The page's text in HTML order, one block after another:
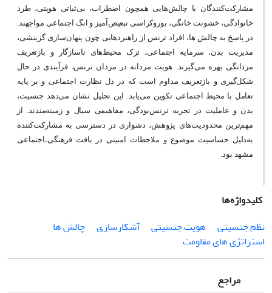
مشارکت‌کنندگان با چالش‌هایی همچون اضطراب، بی‌ثباتی هویتی، طرد
خانوادگی، خشونت خانگی، بوروکراسی تبعیض‌آمیز و انگ اجتماعی مواجهند.
در پاسخ به چالش ها، افراد ترنس از راهبردهایی چون پنهان‌سازی گزینشی،
مدیریت بدن، سرمایه اجتماعی، ترک محیط‌های ناسازگار و بازتعریف
مردانگی بهره می‌گیرند. هویت مردانه در مردان ترنس، فرآیندی در حال
شکل‌گیری و بازتعریف مداوم است که در دل نظارت اجتماعی و بر پایه
تعامل با محیط اجتماعی تکوین می‌یابد. این تحلیل نشان می‌دهد جنسیت،
بدن و عاملیت در تجربه ترنس‌بودگی، مفاهیمی سیال و زمینه‌مندند. از
مهم‌ترین محدودیت‌های پژوهش، دشواری در دسترسی به مشارکت‌کننده
به‌دلیل حساسیت موضوع و ملاحظات امنیتی در بافت فرهنگی‌ـ‌اجتماعی
مشهد بود.
کلیدواژه‌ها
نظم جنسیتی
هویت جنسیتی آشکارسازی
چالش ها
استراتژی های مقاومت
مراجع